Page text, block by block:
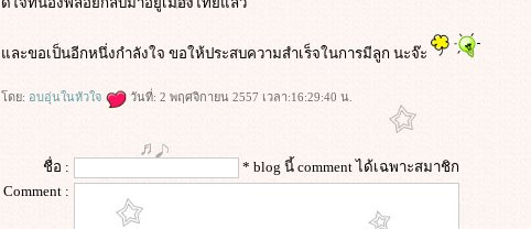
ละขอเป็นอีกหนึ่งกำลังใจ ขอให้ประสบความสำเร็จในการมีลูก นะจ๊ะ
ดย: อบอุ่นในหัวใจ วันที่: 2 พฤศจิกายน 2557 เวลา:16:29:40 น.
ชื่อ :
* blog นี้ comment ได้เฉพาะสมาชิก
Comment :